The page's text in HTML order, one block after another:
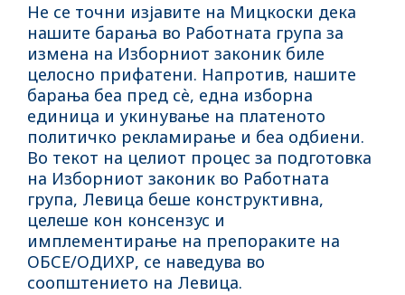
Не се точни изјавите на Мицкоски дека
нашите барања во Работната група за
измена на Изборниот законик биле
целосно прифатени. Напротив, нашите
барања беа пред сѐ, една изборна
единица и укинување на платеното
политичко рекламирање и беа одбиени.
Во текот на целиот процес за подготовка
на Изборниот законик во Работната
група, Левица беше конструктивна,
целеше кон консензус и
имплементирање на препораките на
ОБСЕ/ОДИХР, се наведува во
соопштението на Левица.